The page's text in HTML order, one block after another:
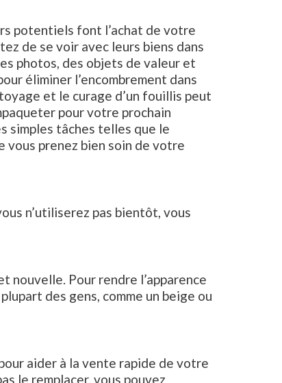
potentiels font l’achat de votre
de se voir avec leurs biens dans
photos, des objets de valeur et
éliminer l’encombrement dans
et le curage d’un fouillis peut
pour votre prochain
simples tâches telles que le
vous prenez bien soin de votre
n’utiliserez pas bientôt, vous
nouvelle. Pour rendre l’apparence
des gens, comme un beige ou
aider à la vente rapide de votre
le remplacer, vous pouvez